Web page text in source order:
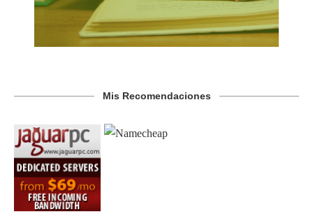
Mis Recomendaciones